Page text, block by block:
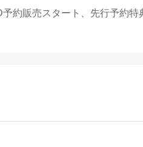
約販売スタート、先行予約特